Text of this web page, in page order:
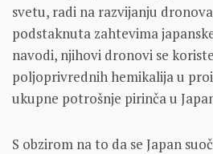
svetu, radi na razvijanju
podstaknuta zahtevima
navodi, njihovi dronovi se
poljoprivrednih hemikalija u
ukupne potrošnje pirinča u
S obzirom na to da se Japan